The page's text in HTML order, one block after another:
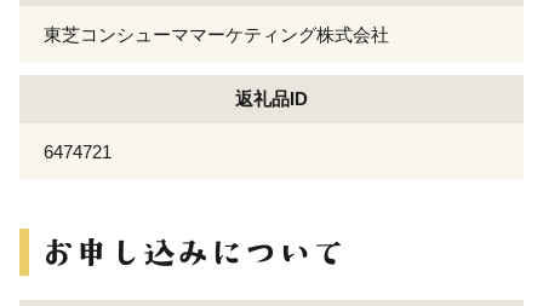
東芝コンシューママーケティング株式会社
返礼品ID
6474721